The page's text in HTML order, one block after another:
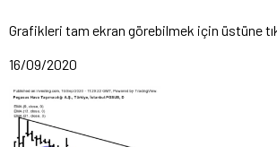
Grafikleri tam ekran görebilmek için üstüne
16/09/2020